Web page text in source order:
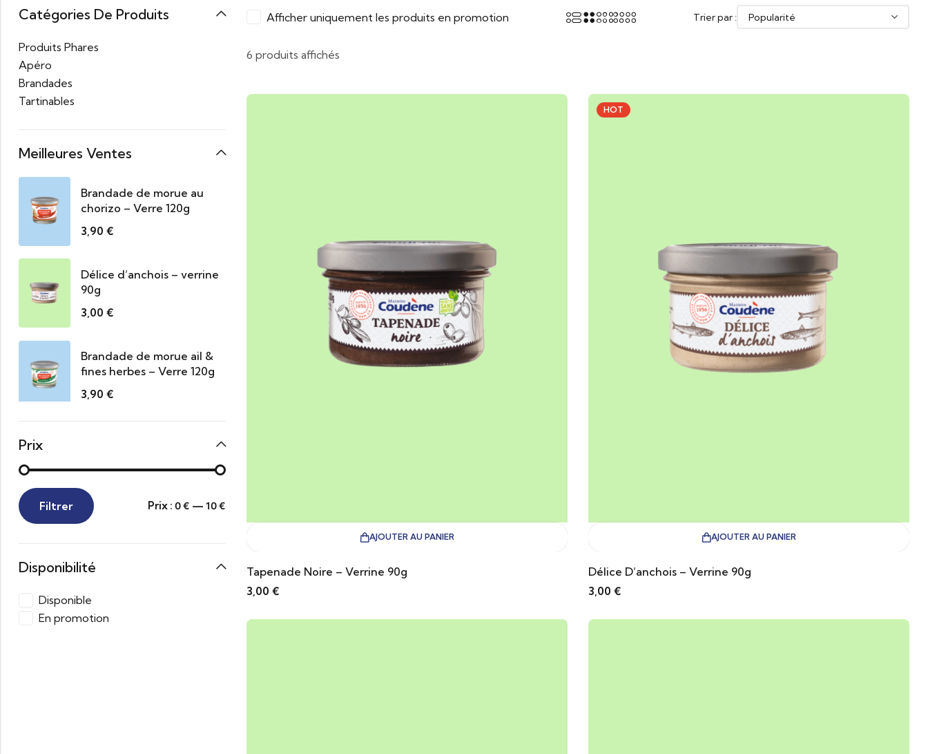
Afficher uniquement les produits en promotion Trier par :
6 produits affichés
AJOUTER AU PANIER
Tapenade Noire – Verrine 90g
3,00 €
HOT
AJOUTER AU PANIER
Délice D’anchois – Verrine 90g
3,00 €
Catégories De Produits
Produits Phares
Apéro
Brandades
Tartinables
Meilleures Ventes
Brandade de morue au
chorizo – Verre 120g
3,90 €
Délice d’anchois – verrine
90g
3,00 €
Brandade de morue ail &
fines herbes – Verre 120g
3,90 €
Prix
Filtrer Prix : 0 € — 10 €
Disponibilité
Disponible
En promotion